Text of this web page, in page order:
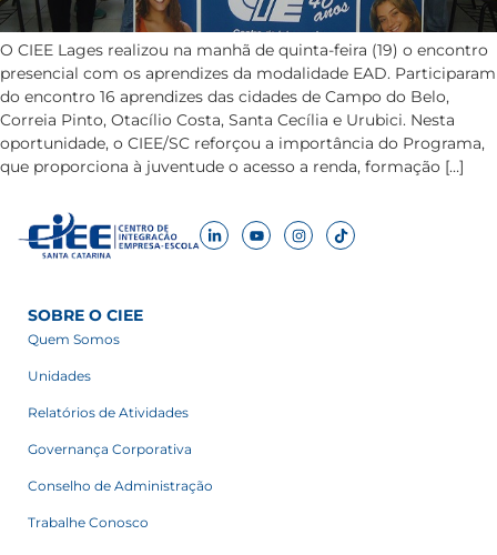
O CIEE Lages realizou na manhã de quinta-feira (19) o encontro
presencial com os aprendizes da modalidade EAD. Participaram
do encontro 16 aprendizes das cidades de Campo do Belo,
Correia Pinto, Otacílio Costa, Santa Cecília e Urubici. Nesta
oportunidade, o CIEE/SC reforçou a importância do Programa,
que proporciona à juventude o acesso a renda, formação […]
SOBRE O CIEE
Quem Somos
Unidades
Relatórios de Atividades
Governança Corporativa
Conselho de Administração
Trabalhe Conosco